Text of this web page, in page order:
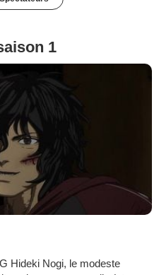
1
Hideki Nogi, le modeste